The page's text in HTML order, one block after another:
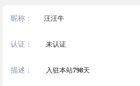
昵称： 汪汪牛
认证： 未认证
描述： 入驻本站798天